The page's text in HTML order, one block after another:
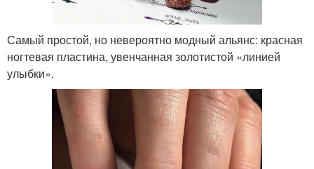
Самый простой, но невероятно модный альянс: красная
ногтевая пластина, увенчанная золотистой «линией
улыбки».